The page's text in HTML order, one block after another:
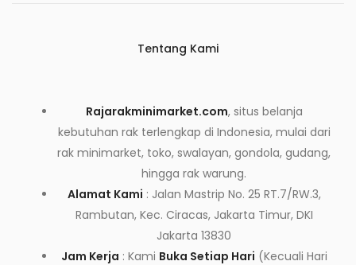
Tentang Kami
Rajarakminimarket.com, situs belanja
kebutuhan rak terlengkap di Indonesia, mulai dari
rak minimarket, toko, swalayan, gondola, gudang,
hingga rak warung.
Alamat Kami : Jalan Mastrip No. 25 RT.7/RW.3,
Rambutan, Kec. Ciracas, Jakarta Timur, DKI
Jakarta 13830
Jam Kerja : Kami Buka Setiap Hari (Kecuali Hari